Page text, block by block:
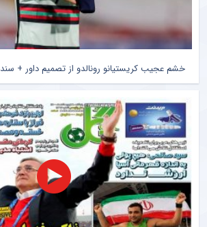
خشم عجیب کریستیانو رونالدو از تصمیم داور + سند